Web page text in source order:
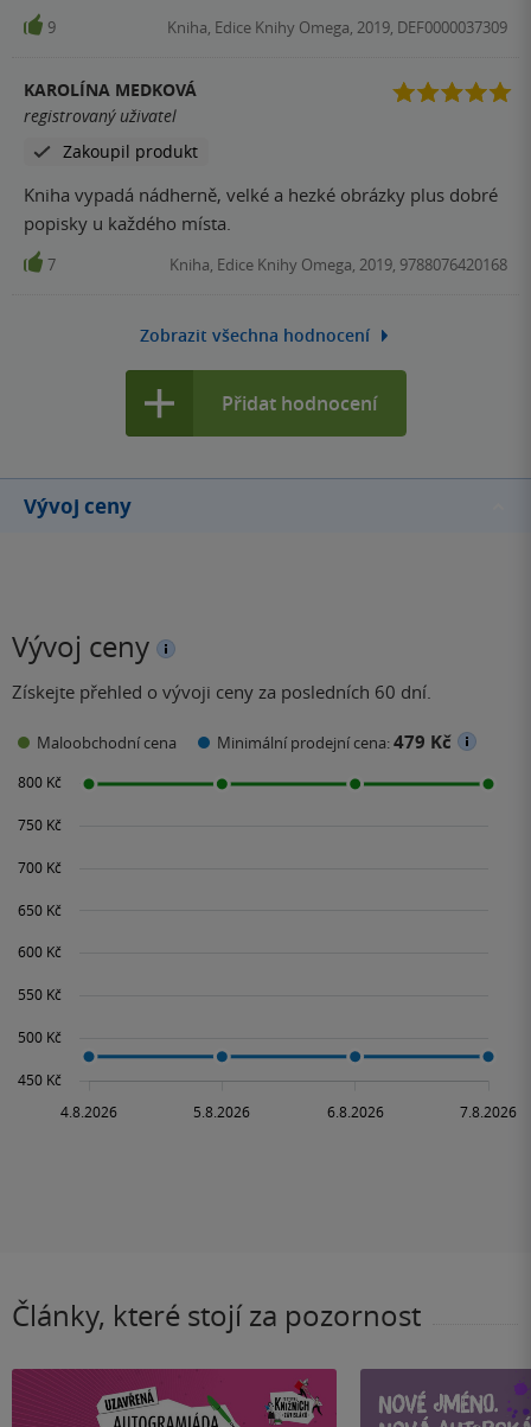
popis a informace ke každému objektu. Krásné fotografie,
pro mě nejkrásnější fotografií z celé knihy je hrad Himedži
9 Kniha, Edice Knihy Omega, 2019, DEF0000037309
KAROLÍNA MEDKOVÁ
registrovaný uživatel
Zakoupil produkt
Kniha vypadá nádherně, velké a hezké obrázky plus dobré
popisky u každého místa.
7 Kniha, Edice Knihy Omega, 2019, 9788076420168
Zobrazit všechna hodnocení
Přidat hodnocení
Vývoj ceny
Vývoj ceny
Získejte přehled o vývoji ceny za posledních 60 dní.
Maloobchodní cena Minimální prodejní cena:479 Kč
Články, které stojí za pozornost